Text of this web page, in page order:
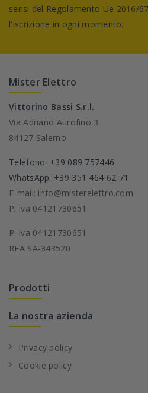
sensi del Regolamento Ue 2016/
l'iscrizione in ogni momento.
Mister Elettro
Vittorino Bassi S.r.l.
Via Adriano Aurofino 3
84127 Salerno
Telefono: +39 089 757446
WhatsApp: +39 351 464 62 71
E-mail: info@misterelettro.com
P. iva 04121730651
P. iva 04121730651
REA SA-343520
Prodotti
La nostra azienda
Privacy policy
Cookie policy